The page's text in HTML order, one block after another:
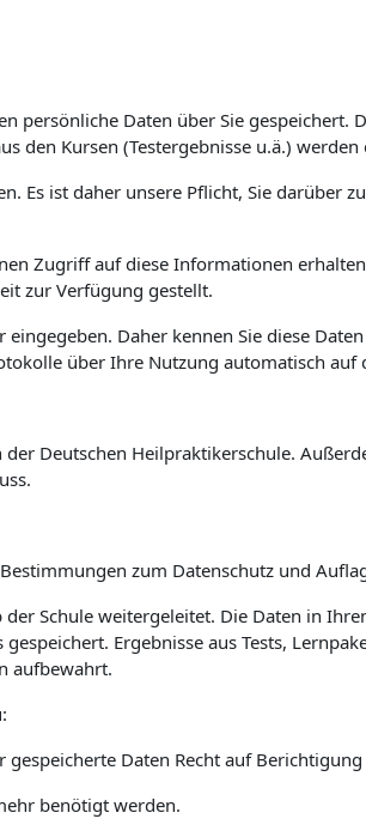
persönliche Daten über Sie gespeichert.
den Kursen (Testergebnisse u.ä.)
Es ist daher unsere Pflicht, Sie darüber
Zugriff auf diese Informationen
zur Verfügung gestellt.
Daher kennen Sie diese
über Ihre Nutzung automatisch
Deutschen Heilpraktikerschule.
zum Datenschutz und
Schule weitergeleitet. Die Daten in
Ergebnisse aus Tests,
aufbewahrt.
Daten Recht auf
benötigt werden.